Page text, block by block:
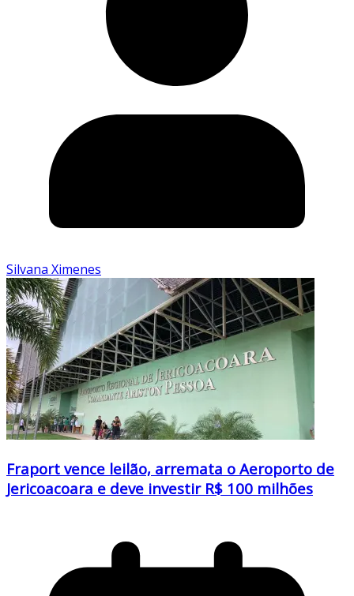
Silvana Ximenes
Fraport vence leilão, arremata o Aeroporto de
Jericoacoara e deve investir R$ 100 milhões